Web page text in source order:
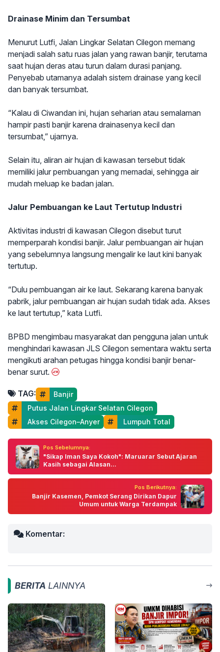
Drainase Minim dan Tersumbat
Menurut Lutfi, Jalan Lingkar Selatan Cilegon memang
menjadi salah satu ruas jalan yang rawan banjir, terutama
saat hujan deras atau turun dalam durasi panjang.
Penyebab utamanya adalah sistem drainase yang kecil
dan banyak tersumbat.
“Kalau di Ciwandan ini, hujan seharian atau semalaman
hampir pasti banjir karena drainasenya kecil dan
tersumbat,” ujarnya.
Selain itu, aliran air hujan di kawasan tersebut tidak
memiliki jalur pembuangan yang memadai, sehingga air
mudah meluap ke badan jalan.
Jalur Pembuangan ke Laut Tertutup Industri
Aktivitas industri di kawasan Cilegon disebut turut
memperparah kondisi banjir. Jalur pembuangan air hujan
yang sebelumnya langsung mengalir ke laut kini banyak
tertutup.
“Dulu pembuangan air ke laut. Sekarang karena banyak
pabrik, jalur pembuangan air hujan sudah tidak ada. Akses
ke laut tertutup,” kata Lutfi.
BPBD mengimbau masyarakat dan pengguna jalan untuk
menghindari kawasan JLS Cilegon sementara waktu serta
mengikuti arahan petugas hingga kondisi banjir benar-
benar surut.
TAG:
Banjir
Putus Jalan Lingkar Selatan Cilegon
Akses Cilegon–Anyer
Lumpuh Total
Pos Sebelumnya:
"Sikap Iman Saya Kokoh": Maruarar Sebut Ajaran
Kasih sebagai Alasan...
Pos Berikutnya:
Banjir Kasemen, Pemkot Serang Dirikan Dapur
Umum untuk Warga Terdampak
Komentar:
BERITA LAINNYA